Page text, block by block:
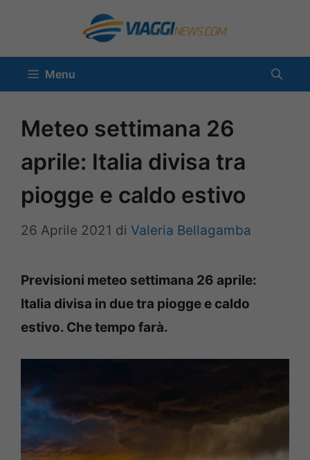
contenuto
Menu
Meteo settimana 26
aprile: Italia divisa tra
piogge e caldo estivo
26 Aprile 2021 di Valeria Bellagamba
Previsioni meteo settimana 26 aprile:
Italia divisa in due tra piogge e caldo
estivo. Che tempo farà.